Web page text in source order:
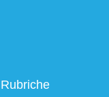
Rubriche